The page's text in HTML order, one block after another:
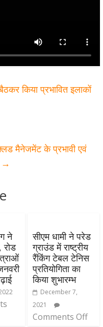
किया प्रभावित इलाकों
मैनेजमेंट के प्रभावी एवं
→
ने
रोड
सीएम धामी ने परेड
ग्राउंड में राष्ट्रीय
रैंकिंग टेबल टेनिस
प्रतियोगिता का
किया शुभारम्भ
December 7,
2021
Comments Off